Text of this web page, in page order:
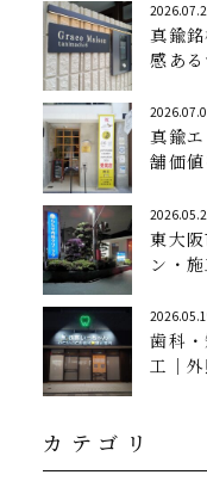
真鍮
感あ
真鍮
舗価
東大
ン・
歯科
工｜
カテゴリ